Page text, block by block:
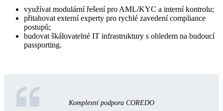
využívat modulární řešení pro AML/KYC a interní kontrolu;
přitahovat externí experty pro rychlé zavedení compliance
postupů;
budovat škálovatelné IT infrastruktury s ohledem na budoucí
passporting.
Komplexní podpora COREDO